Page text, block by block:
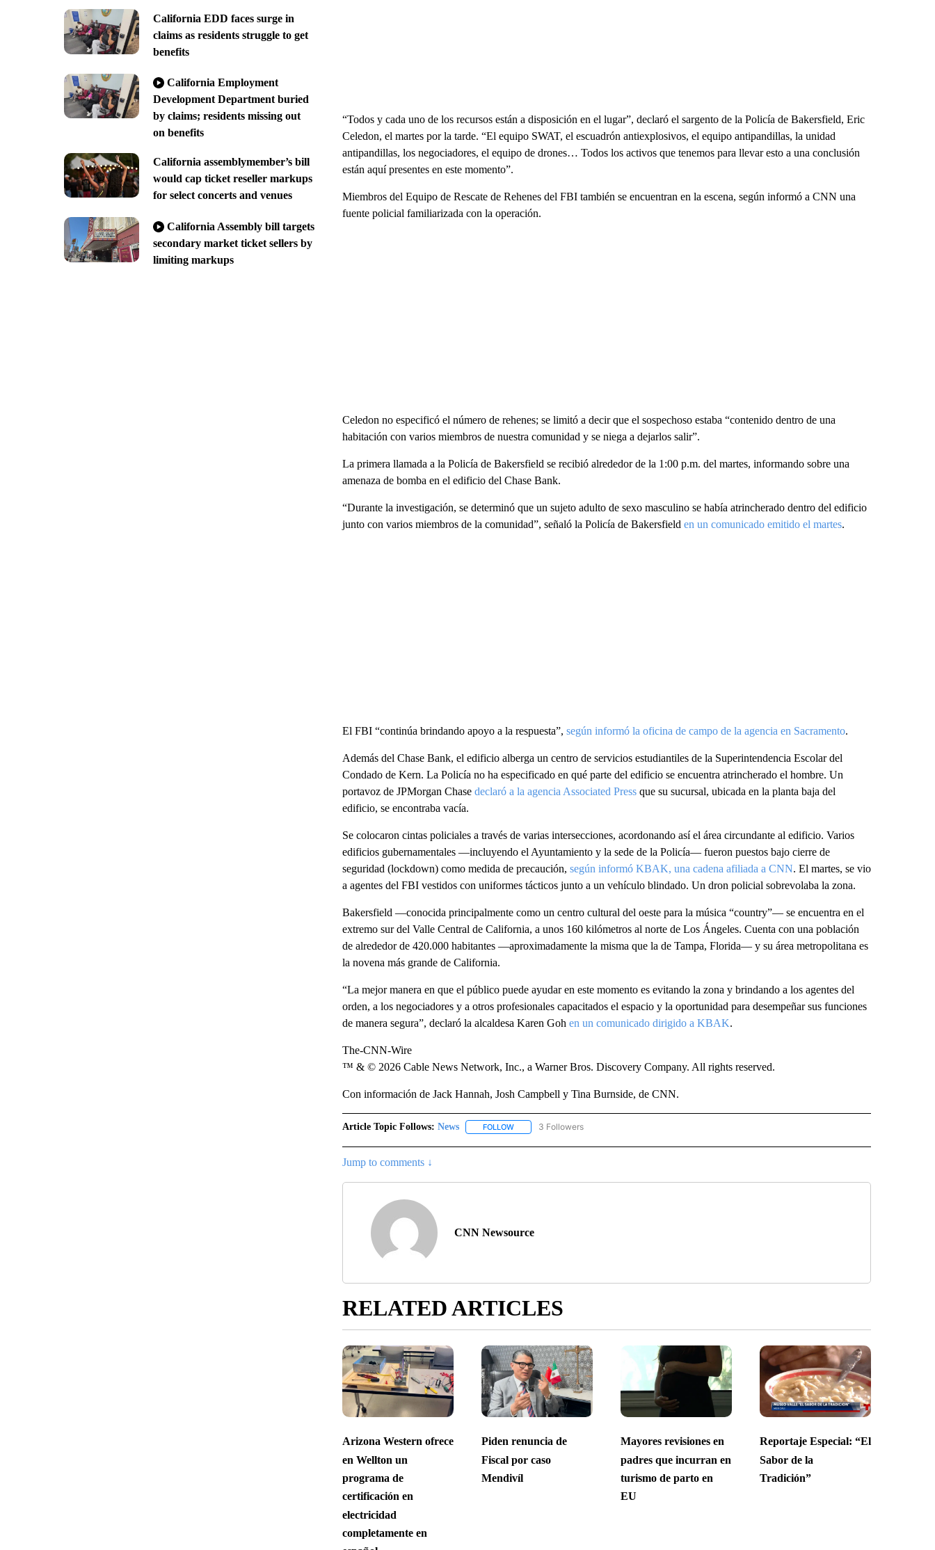
California EDD faces surge in
claims as residents struggle to get
benefits
California Employment
Development Department buried
by claims; residents missing out
on benefits
California assemblymember’s bill
would cap ticket reseller markups
for select concerts and venues
California Assembly bill targets
secondary market ticket sellers by
limiting markups
“Todos y cada uno de los recursos están a disposición en el lugar”, declaró el sargento de la Policía de Bakersfield, Eric
Celedon, el martes por la tarde. “El equipo SWAT, el escuadrón antiexplosivos, el equipo antipandillas, la unidad
antipandillas, los negociadores, el equipo de drones… Todos los activos que tenemos para llevar esto a una conclusión
están aquí presentes en este momento”.
Miembros del Equipo de Rescate de Rehenes del FBI también se encuentran en la escena, según informó a CNN una
fuente policial familiarizada con la operación.
Celedon no especificó el número de rehenes; se limitó a decir que el sospechoso estaba “contenido dentro de una
habitación con varios miembros de nuestra comunidad y se niega a dejarlos salir”.
La primera llamada a la Policía de Bakersfield se recibió alrededor de la 1:00 p.m. del martes, informando sobre una
amenaza de bomba en el edificio del Chase Bank.
“Durante la investigación, se determinó que un sujeto adulto de sexo masculino se había atrincherado dentro del edificio
junto con varios miembros de la comunidad”, señaló la Policía de Bakersfield en un comunicado emitido el martes.
El FBI “continúa brindando apoyo a la respuesta”, según informó la oficina de campo de la agencia en Sacramento.
Además del Chase Bank, el edificio alberga un centro de servicios estudiantiles de la Superintendencia Escolar del
Condado de Kern. La Policía no ha especificado en qué parte del edificio se encuentra atrincherado el hombre. Un
portavoz de JPMorgan Chase declaró a la agencia Associated Pressque su sucursal, ubicada en la planta baja del
edificio, se encontraba vacía.
Se colocaron cintas policiales a través de varias intersecciones, acordonando así el área circundante al edificio. Varios
edificios gubernamentales —incluyendo el Ayuntamiento y la sede de la Policía— fueron puestos bajo cierre de
seguridad (lockdown) como medida de precaución, según informó KBAK, una cadena afiliada a CNN. El martes, se vio
a agentes del FBI vestidos con uniformes tácticos junto a un vehículo blindado. Un dron policial sobrevolaba la zona.
Bakersfield —conocida principalmente como un centro cultural del oeste para la música “country”— se encuentra en el
extremo sur del Valle Central de California, a unos 160 kilómetros al norte de Los Ángeles. Cuenta con una población
de alrededor de 420.000 habitantes —aproximadamente la misma que la de Tampa, Florida— y su área metropolitana es
la novena más grande de California.
“La mejor manera en que el público puede ayudar en este momento es evitando la zona y brindando a los agentes del
orden, a los negociadores y a otros profesionales capacitados el espacio y la oportunidad para desempeñar sus funciones
de manera segura”, declaró la alcaldesa Karen Goh en un comunicado dirigido a KBAK.
The-CNN-Wire
™ & © 2026 Cable News Network, Inc., a Warner Bros. Discovery Company. All rights reserved.
Con información de Jack Hannah, Josh Campbell y Tina Burnside, de CNN.
Article Topic Follows: News FOLLOWFOLLOW "NEWS" TO RECEIVE NOTIFICATIONS ABOUT NEW PAGES ON "NEWS".
3 Followers
Jump to comments ↓
CNN Newsource
RELATED ARTICLES
Arizona Western ofrece
en Wellton un
programa de
certificación en
electricidad
completamente en
Piden renuncia de
Fiscal por caso
Mendivíl
Mayores revisiones en
padres que incurran en
turismo de parto en
EU
Reportaje Especial: “El
Sabor de la
Tradición”